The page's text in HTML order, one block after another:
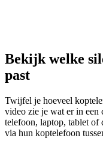
Bekijk welke
past
Twijfel je hoeveel
video zie je wat er in een
telefoon, laptop, tablet of
via hun koptelefoon